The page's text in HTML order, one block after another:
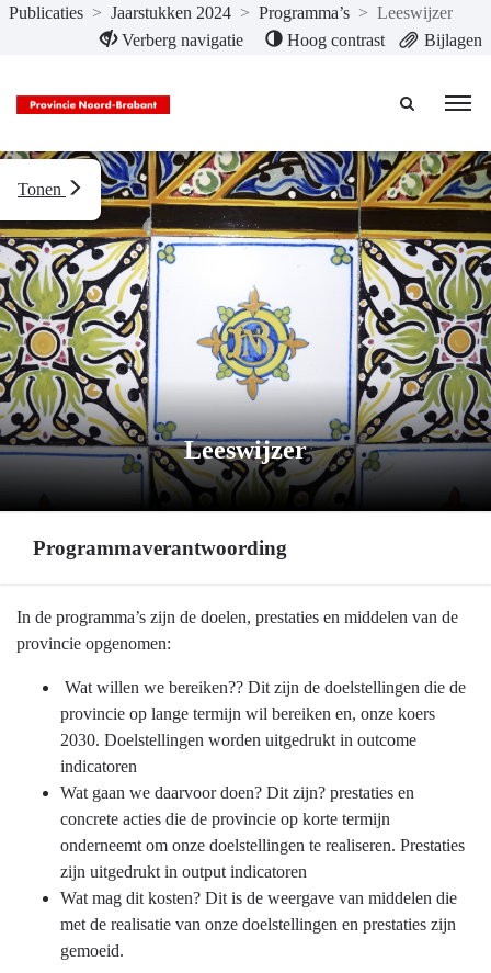
Naar hoofdinhoud
Publicaties > Jaarstukken 2024 > Programma’s > Leeswijzer
Verberg navigatie
Hoog contrast Bijlagen
Leeswijzer
Tonen
Programmaverantwoording
Terug
naar
Leeswijzer
Programmaverantwoording
In de programma’s zijn de doelen, prestaties en middelen van de
provincie opgenomen:
Wat willen we bereiken?? Dit zijn de doelstellingen die de
provincie op lange termijn wil bereiken en, onze koers
2030. Doelstellingen worden uitgedrukt in outcome
indicatoren
Wat gaan we daarvoor doen? Dit zijn? prestaties en
concrete acties die de provincie op korte termijn
onderneemt om onze doelstellingen te realiseren. Prestaties
zijn uitgedrukt in output indicatoren
Wat mag dit kosten? Dit is de weergave van middelen die
met de realisatie van onze doelstellingen en prestaties zijn
gemoeid.